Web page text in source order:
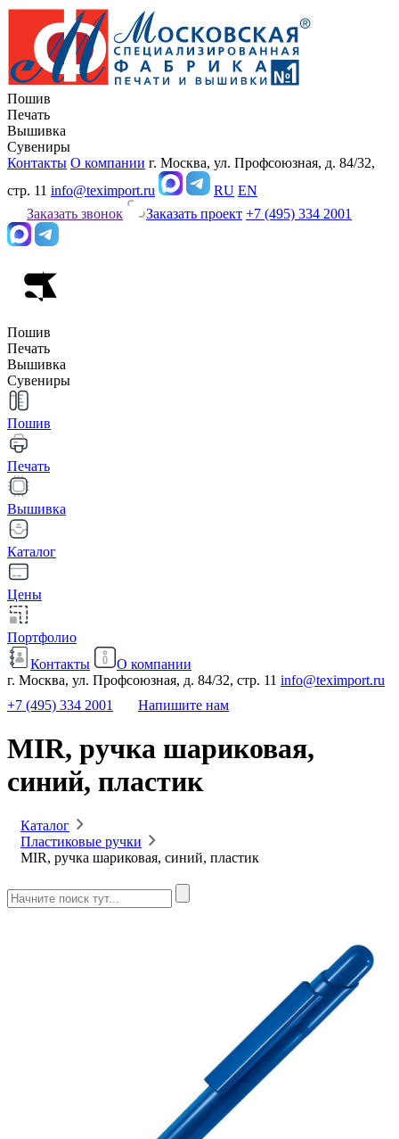
Пошив
Печать
Вышивка
Сувениры
Контакты О компании г. Москва, ул. Профсоюзная, д. 84/32,
стр. 11 info@teximport.ru RU EN
Заказать звонок
Заказать проект +7 (495) 334 2001
Пошив
Печать
Вышивка
Сувениры
Пошив
Печать
Вышивка
Каталог
Цены
Портфолио
Контакты
О компании
г. Москва, ул. Профсоюзная, д. 84/32, стр. 11 info@teximport.ru
+7 (495) 334 2001
Напишите нам
MIR, ручка шариковая,
синий, пластик
Каталог
Пластиковые ручки
MIR, ручка шариковая, синий, пластик